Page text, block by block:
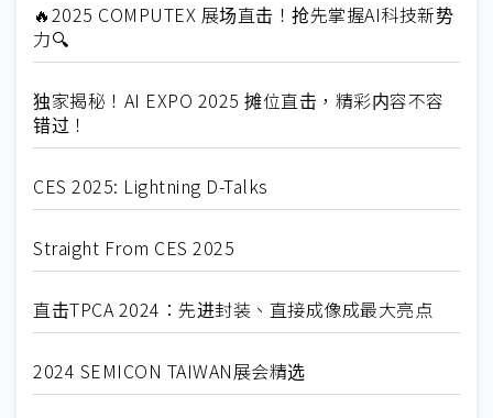
🔥2025 COMPUTEX 展场直击！抢先掌握AI科技新势
力🔍
独家揭秘！AI EXPO 2025 摊位直击，精彩内容不容
错过！
CES 2025: Lightning D-Talks
Straight From CES 2025
直击TPCA 2024：先进封装、直接成像成最大亮点
2024 SEMICON TAIWAN展会精选